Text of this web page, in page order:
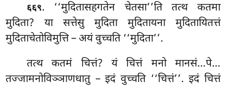
६६९. ‘‘मुदितासहगतेन चेतसा’’ति तत्थ कतमा
मुदिता? या सत्तेसु मुदिता मुदितायना मुदितायितत्तं
मुदिताचेतोविमुत्ति – अयं वुच्चति ‘‘मुदिता’’.
तत्थ कतमं चित्तं? यं चित्तं मनो मानसं…पे…
तज्जामनोविञ्ञाणधातु – इदं वुच्चति ‘‘चित्तं’’. इदं चित्तं